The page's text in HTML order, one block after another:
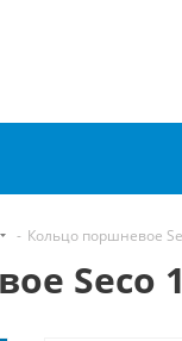
- Кольцо поршневое
Seco